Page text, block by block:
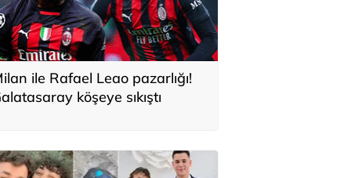
ile Rafael Leao pazarlığı!
köşeye sıkıştı